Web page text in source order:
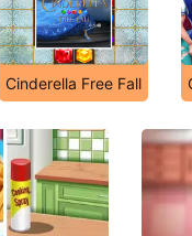
Cinderella Free Fall